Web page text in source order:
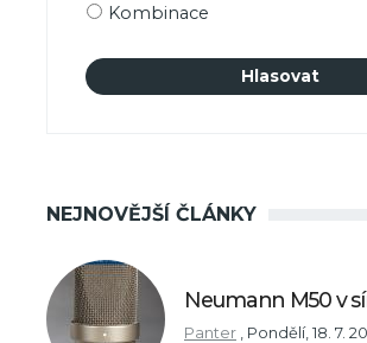
Kombinace
NEJNOVĚJŠÍ ČLÁNKY
Neumann M50 v
Panter Pondělí, 18. 7.